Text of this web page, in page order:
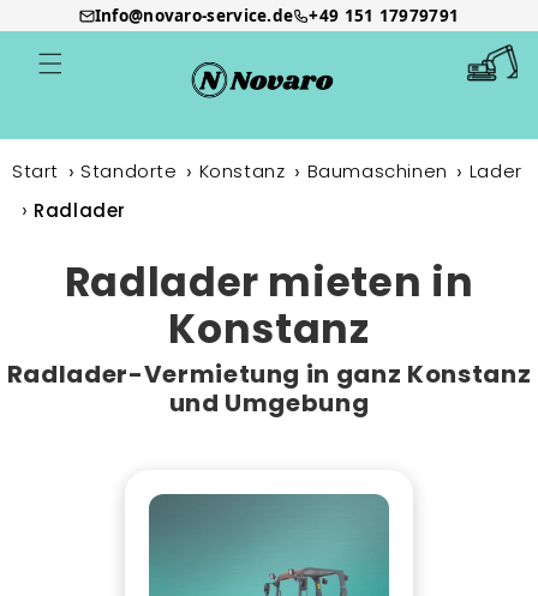
Direkt
zum
Inhalt
Info@novaro-service.de +49 151 17979791
Start Standorte Konstanz Baumaschinen
Lader
Radlader
Radlader mieten in
Konstanz
Radlader-Vermietung in ganz Konstanz
und Umgebung